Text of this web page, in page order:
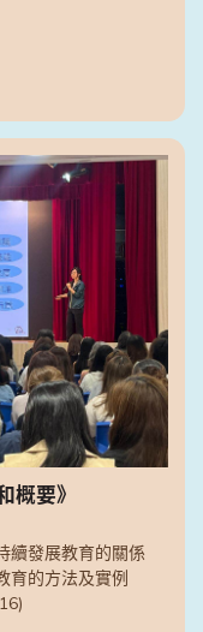
概要》
續發展教育的關係
育的方法及實例